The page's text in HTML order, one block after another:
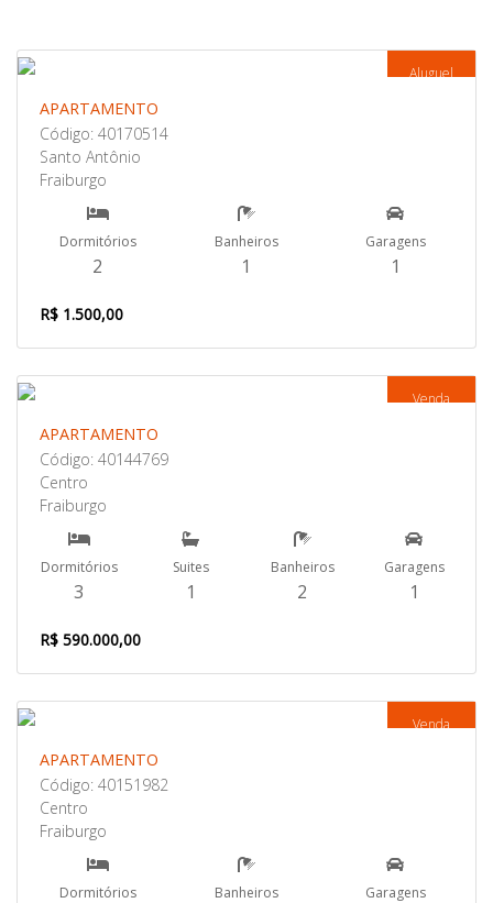
Aluguel
APARTAMENTO
Código: 40170514
Santo Antônio
Fraiburgo
Dormitórios
2
Banheiros
1
Garagens
1
R$ 1.500,00
Venda
APARTAMENTO
Código: 40144769
Centro
Fraiburgo
Dormitórios
3
Suites
1
Banheiros
2
Garagens
1
R$ 590.000,00
Venda
APARTAMENTO
Código: 40151982
Centro
Fraiburgo
Dormitórios Banheiros Garagens